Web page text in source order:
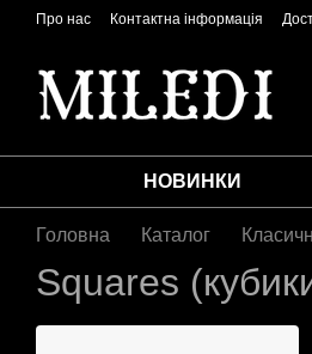
Перейти до основного контенту
Про нас Контактна інформація
НОВИНКИ
Головна Каталог
Squares